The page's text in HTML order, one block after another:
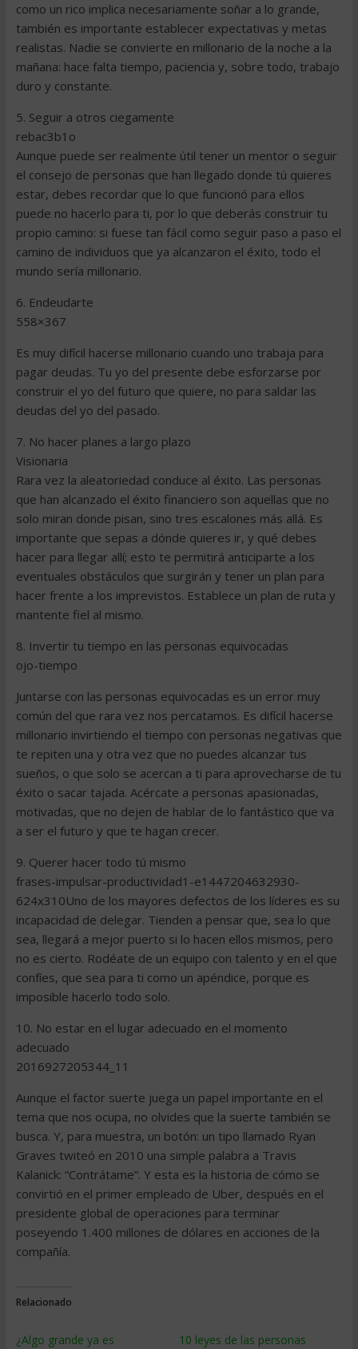
como un rico implica necesariamente soñar a lo grande,
también es importante establecer expectativas y metas
realistas. Nadie se convierte en millonario de la noche a la
mañana: hace falta tiempo, paciencia y, sobre todo, trabajo
duro y constante.
5. Seguir a otros ciegamente
rebac3b1o
Aunque puede ser realmente útil tener un mentor o seguir
el consejo de personas que han llegado donde tú quieres
estar, debes recordar que lo que funcionó para ellos
puede no hacerlo para ti, por lo que deberás construir tu
propio camino: si fuese tan fácil como seguir paso a paso el
camino de individuos que ya alcanzaron el éxito, todo el
mundo sería millonario.
6. Endeudarte
558×367
Es muy difícil hacerse millonario cuando uno trabaja para
pagar deudas. Tu yo del presente debe esforzarse por
construir el yo del futuro que quiere, no para saldar las
deudas del yo del pasado.
7. No hacer planes a largo plazo
Visionaria
Rara vez la aleatoriedad conduce al éxito. Las personas
que han alcanzado el éxito financiero son aquellas que no
solo miran donde pisan, sino tres escalones más allá. Es
importante que sepas a dónde quieres ir, y qué debes
hacer para llegar allí; esto te permitirá anticiparte a los
eventuales obstáculos que surgirán y tener un plan para
hacer frente a los imprevistos. Establece un plan de ruta y
mantente fiel al mismo.
8. Invertir tu tiempo en las personas equivocadas
ojo-tiempo
Juntarse con las personas equivocadas es un error muy
común del que rara vez nos percatamos. Es difícil hacerse
millonario invirtiendo el tiempo con personas negativas que
te repiten una y otra vez que no puedes alcanzar tus
sueños, o que solo se acercan a ti para aprovecharse de tu
éxito o sacar tajada. Acércate a personas apasionadas,
motivadas, que no dejen de hablar de lo fantástico que va
a ser el futuro y que te hagan crecer.
9. Querer hacer todo tú mismo
frases-impulsar-productividad1-e1447204632930-
624x310Uno de los mayores defectos de los líderes es su
incapacidad de delegar. Tienden a pensar que, sea lo que
sea, llegará a mejor puerto si lo hacen ellos mismos, pero
no es cierto. Rodéate de un equipo con talento y en el que
confíes, que sea para ti como un apéndice, porque es
imposible hacerlo todo solo.
10. No estar en el lugar adecuado en el momento
adecuado
2016927205344_11
Aunque el factor suerte juega un papel importante en el
tema que nos ocupa, no olvides que la suerte también se
busca. Y, para muestra, un botón: un tipo llamado Ryan
Graves twiteó en 2010 una simple palabra a Travis
Kalanick: “Contrátame”. Y esta es la historia de cómo se
convirtió en el primer empleado de Uber, después en el
presidente global de operaciones para terminar
poseyendo 1.400 millones de dólares en acciones de la
compañía.
Relacionado
¿Algo grande ya es
10 leyes de las personas